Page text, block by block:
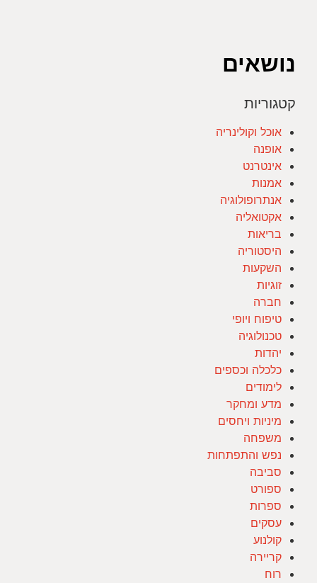
נושאים
קטגוריות
אוכל וקולינריה
אופנה
אינטרנט
אמנות
אנתרופולוגיה
אקטואליה
בריאות
היסטוריה
השקעות
זוגיות
חברה
טיפוח ויופי
טכנולוגיה
יהדות
כלכלה וכספים
לימודים
מדע ומחקר
מיניות ויחסים
משפחה
נפש והתפתחות
סביבה
ספורט
ספרות
עסקים
קולנוע
קריירה
רוח